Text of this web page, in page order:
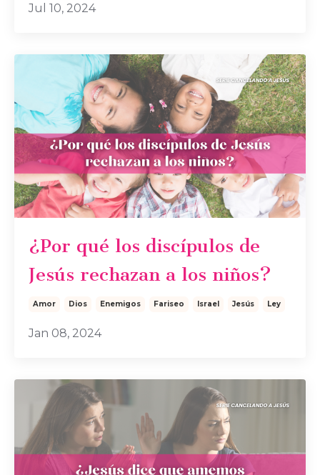
Jul 10, 2024
¿Por qué los discípulos de
Jesús rechazan a los niños?
Amor Dios Enemigos Fariseo Israel Jesús Ley
Jan 08, 2024